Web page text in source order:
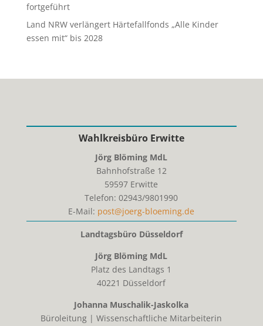
fortgeführt
Land NRW verlängert Härtefallfonds „Alle Kinder
essen mit“ bis 2028
Wahlkreisbüro Erwitte
Jörg Blöming MdL
Bahnhofstraße 12
59597 Erwitte
Telefon: 02943/9801990
E-Mail: post@joerg-bloeming.de
Landtagsbüro Düsseldorf
Jörg Blöming MdL
Platz des Landtags 1
40221 Düsseldorf
Johanna Muschalik-Jaskolka
Büroleitung | Wissenschaftliche Mitarbeiterin